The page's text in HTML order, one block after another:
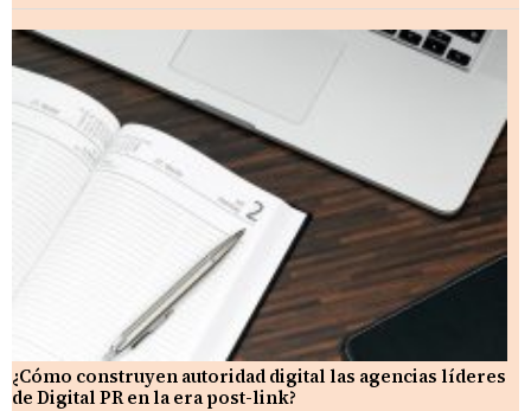
¿Cómo construyen autoridad digital las agencias líderes
de Digital PR en la era post-link?